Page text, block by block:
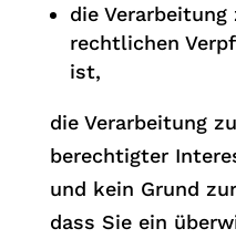
die
rechtlichen
ist,
die Verarbeitung
berechtigter
und kein Grund
dass Sie ein